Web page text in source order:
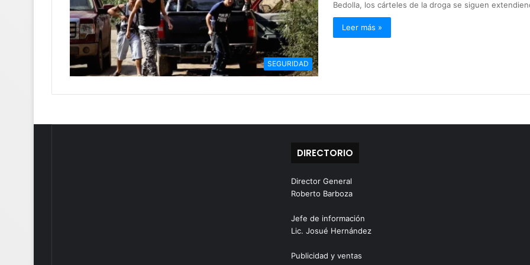
SEGURIDAD
Bedolla, los cárteles de la droga se siguen
Leer más »
DIRECTORIO
Director General
Roberto Barboza
Jefe de información
Lic. Josué Hernández
Publicidad y ventas